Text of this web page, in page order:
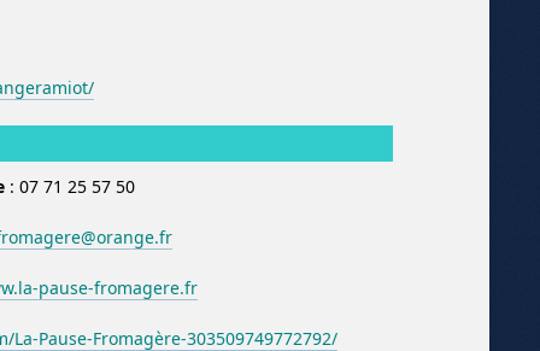
: 07 71 25 57 50
pause-fromagere.fr
La-Pause-Fromagère-303509749772792/